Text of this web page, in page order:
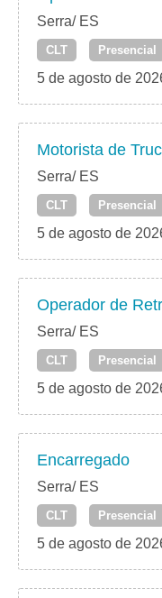
Serra/ ES
CLT Presencial
5 de agosto de
Motorista de
Serra/ ES
CLT Presencial
5 de agosto de
Operador de
Serra/ ES
CLT Presencial
5 de agosto de
Encarregado
Serra/ ES
CLT Presencial
5 de agosto de